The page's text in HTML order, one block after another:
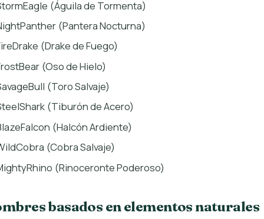
(Águila de Tormenta)
(Pantera Nocturna)
(Drake de Fuego)
(Oso de Hielo)
(Toro Salvaje)
(Tiburón de Acero)
(Halcón Ardiente)
(Cobra Salvaje)
(Rinoceronte Poderoso)
basados en elementos naturales